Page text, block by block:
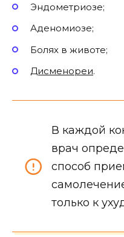
Эндометриозе;
Аденомиозе;
Болях в животе;
Дисменореи.
В каждой
врач
способ
только к